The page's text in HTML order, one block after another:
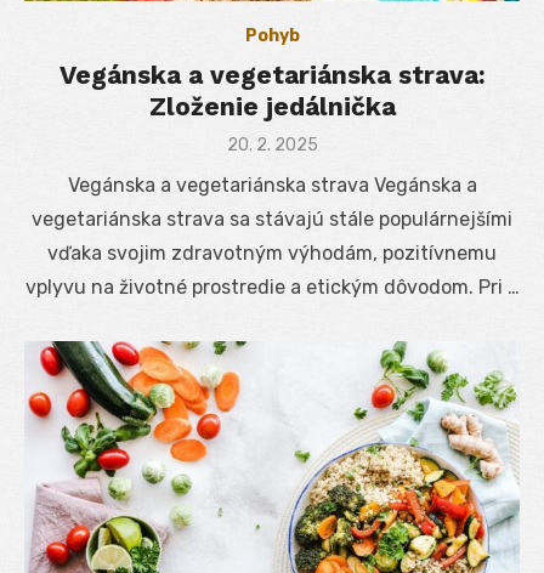
Pohyb
Vegánska a vegetariánska strava:
Zloženie jedálnička
Posted
20. 2. 2025
Vegánska a vegetariánska strava Vegánska a
vegetariánska strava sa stávajú stále populárnejšími
vďaka svojim zdravotným výhodám, pozitívnemu
vplyvu na životné prostredie a etickým dôvodom. Pri …